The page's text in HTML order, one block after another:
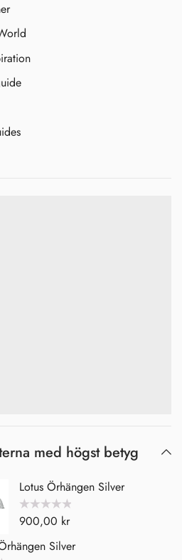
med högst betyg
Lotus Örhängen Silver
Betygsatt
0
5
900,00 kr
Silver